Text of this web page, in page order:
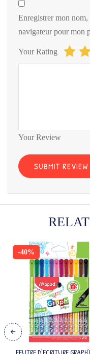
Enregistrer mon
navigateur pour mon
Your Rating
Your Review
-40%